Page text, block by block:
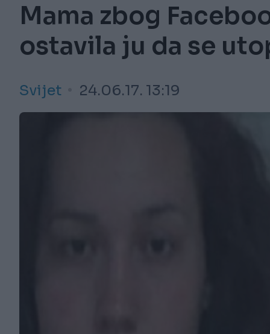
Mama zbog
ostavila ju da se
Svijet 24.06.17. 13:19